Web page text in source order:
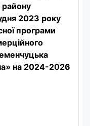
району
2023 року
програми
на 2024-2026